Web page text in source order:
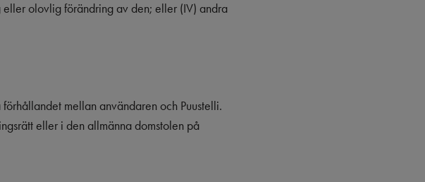
olovlig förändring av den; eller (IV) andra
mellan användaren och Puustelli.
eller i den allmänna domstolen på